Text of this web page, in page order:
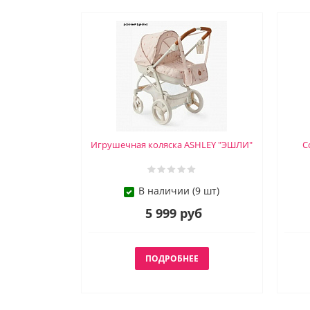
Игрушечная коляска ASHLEY "ЭШЛИ"
В наличии (9 шт)
5 999 руб
ПОДРОБНЕЕ